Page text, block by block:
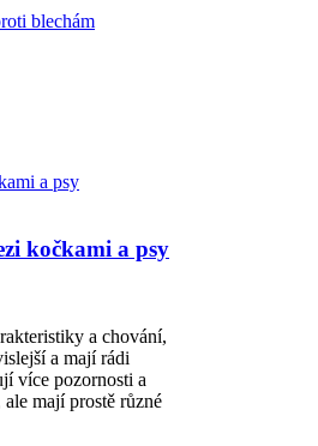
blechám
kočkami a psy
a chování,
a mají rádi
více pozornosti a
mají prostě různé